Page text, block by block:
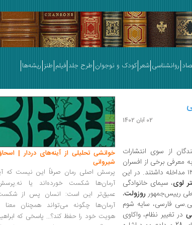
روانشناسی شعر کودک و نوجوان طرح جلد فیلم طنز ریشه‌ها
02 آبان 1402
از سوی انتشارات
برخی از افسران
و عوامل این کودتا می‌پردازد که در جریان کودتای سال ۱۳۳۲ مداخله داشتند. در این
لوی، سیمای خانوادگی
رییس‌جمهور روزولت،
فارسی، سایه شوم
در تغییر نظام، واکاوی
خوانشی تحلیلی از آینه‌های دردار |
شیروانی
پرسش اصلی رمان صرفاً این نیست که
آرمان‌ها شکست خورده‌اند یا
عمیق‌تر این است: انسان پس از
آرمان‌ها چگونه می‌تواند همچنان معنا
هویت خود را حفظ کند؟... پاسخی که